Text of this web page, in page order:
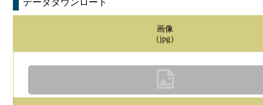
データダウンロード
画像
（jpg）